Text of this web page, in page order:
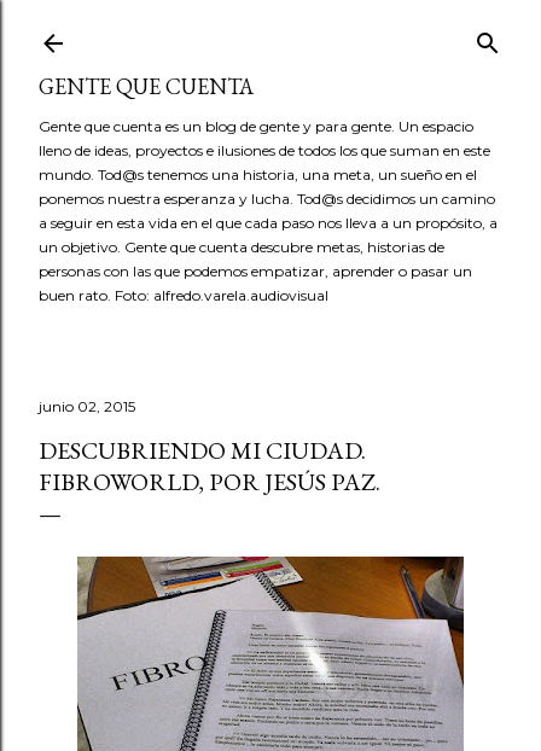
GENTE QUE CUENTA
Gente que cuenta es un blog de gente y para gente. Un espacio
lleno de ideas, proyectos e ilusiones de todos los que suman en este
mundo. Tod@s tenemos una historia, una meta, un sueño en el
ponemos nuestra esperanza y lucha. Tod@s decidimos un camino
a seguir en esta vida en el que cada paso nos lleva a un propósito, a
un objetivo. Gente que cuenta descubre metas, historias de
personas con las que podemos empatizar, aprender o pasar un
buen rato. Foto: alfredo.varela.audiovisual
junio 02, 2015
DESCUBRIENDO MI CIUDAD.
FIBROWORLD, POR JESÚS PAZ.